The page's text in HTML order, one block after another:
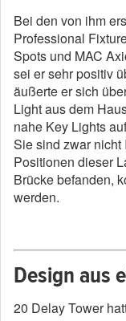
Bei den von ihm
Professional
Spots und MAC
sei er sehr positiv
äußerte er sich
Light aus dem
nahe Key Lights
Sie sind zwar nicht
Positionen dieser
Brücke befanden,
werden.
Design aus
20 Delay Tower